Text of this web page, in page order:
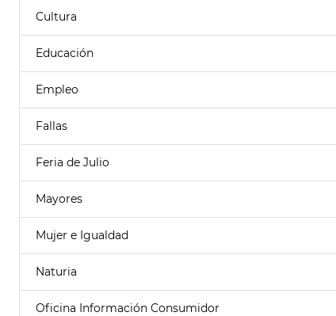
Cultura
Educación
Empleo
Fallas
Feria de Julio
Mayores
Mujer e Igualdad
Naturia
Oficina Información Consumidor